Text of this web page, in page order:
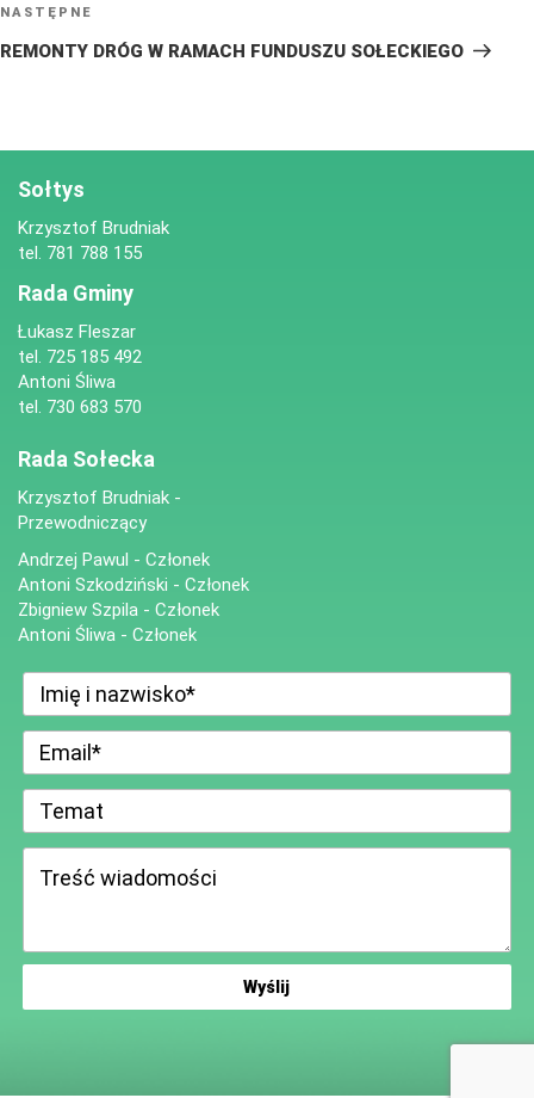
Następny
wpis
NASTĘPNE
REMONTY DRÓG W RAMACH FUNDUSZU SOŁECKIEGO
Sołtys
Krzysztof Brudniak
tel. 781 788 155
Rada Gminy
Łukasz Fleszar
tel. 725 185 492
Antoni Śliwa
tel. 730 683 570
Rada Sołecka
Krzysztof Brudniak -
Przewodniczący
Andrzej Pawul - Członek
Antoni Szkodziński - Członek
Zbigniew Szpila - Członek
Antoni Śliwa - Członek